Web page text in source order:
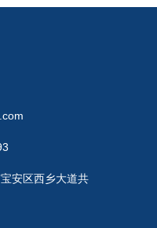
安区西乡大道共